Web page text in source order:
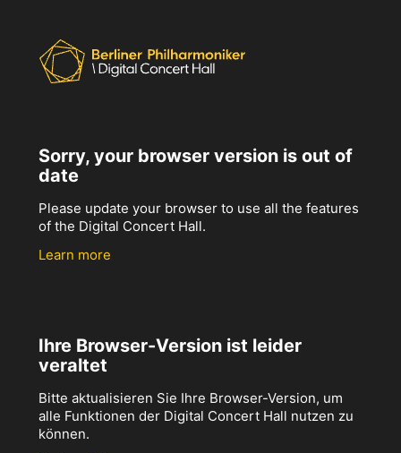
Sorry, your browser version is out of
date
Please update your browser to use all the features
of the Digital Concert Hall.
Learn more
Ihre Browser-Version ist leider
veraltet
Bitte aktualisieren Sie Ihre Browser-Version, um
alle Funktionen der Digital Concert Hall nutzen zu
können.